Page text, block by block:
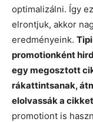
optimalizálni. Így
elrontjuk, akkor
eredményeink.
promotionként
egy megosztott
rákattintsanak,
elolvassák a
promotiont is